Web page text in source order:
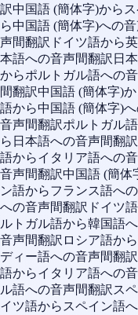
訳中国語 (簡体字)から
ら中国語 (簡体字)への
声間翻訳 ドイツ語から
本語への音声間翻訳 日
からポルトガル語への
間翻訳中国語 (簡体字)
語から中国語 (簡体字)
音声間翻訳ポルトガル
ら日本語への音声間翻訳
語からイタリア語への
音声間翻訳中国語 (簡体
ン語からフランス語へ
への音声間翻訳 ドイツ
ルトガル語から韓国語
音声間翻訳 ロシア語か
ディー語への音声間翻訳
語からイタリア語への
ル語への音声間翻訳 ス
イツ語からスペイン語